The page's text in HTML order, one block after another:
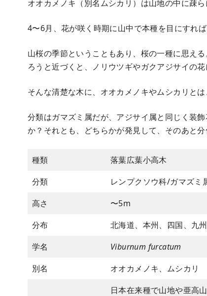
オオカメノキ（別名ムシカリ）は山地の中に疎
4〜6月、花が咲く時期に山中で本種を目にすれ
山桜の季節ということもあり、桜の一種に思え
ろうと近づくと、ノリウツギやガクアジサイの
そんな清楚な木に、オオカメノキやムシカリとは
分類はガマズミ属だが、アジサイ属と同じく装
か？それとも、どちらかが発見して、そのあと
種類
落葉広葉小高木
分類
レンプクソウ科/ガマズミ
高さ
〜5m
分布
北海道、本州、四国、九州
学名
Viburnum furcatum
別名
オオカメノキ、ムシカリ
日本在来種で山地や亜高